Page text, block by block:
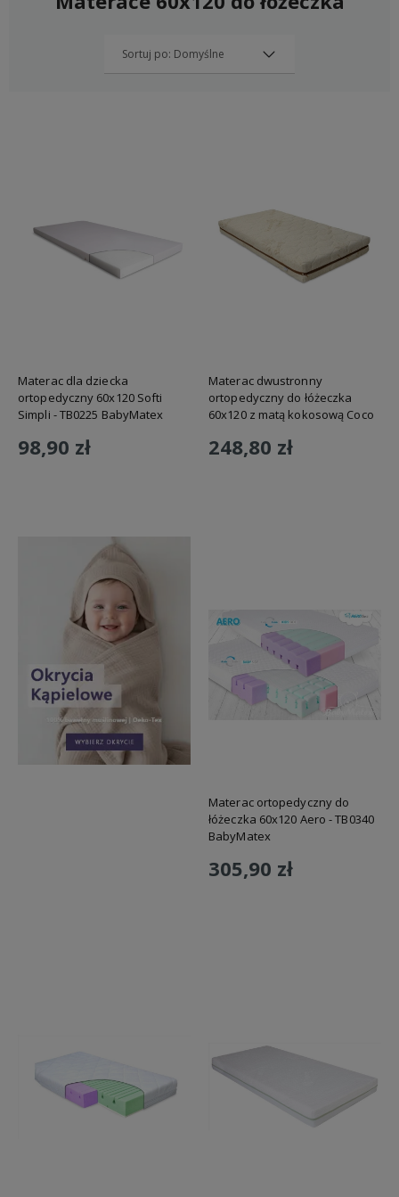
Materac dla dziecka
ortopedyczny 60x120 Softi
Simpli - TB0225 BabyMatex
98,90 zł
Materac dwustronny
ortopedyczny do łóżeczka
60x120 z matą kokosową Coco
248,80 zł
Materac ortopedyczny do
łóżeczka 60x120 Aero - TB0340
BabyMatex
305,90 zł